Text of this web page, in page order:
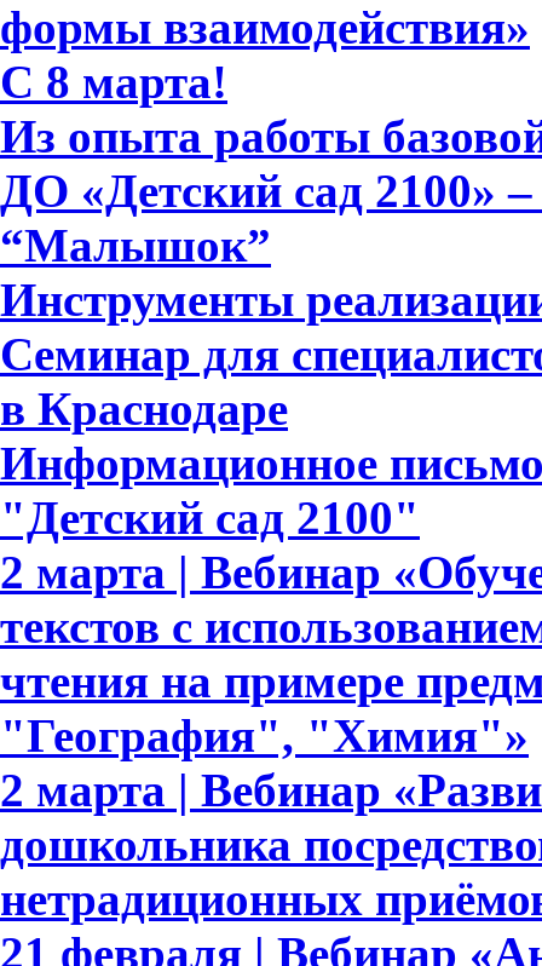
формы взаимодействия»
C 8 марта!
Из опыта работы
ДО «Детский сад 2100»
“Малышок”
Инструменты
Семинар для
в Краснодаре
Информационное
"Детский сад 2100"
2 марта | Вебинар
текстов с
чтения на примере
"География", "Химия"»
2 марта | Вебинар
дошкольника
нетрадиционных
21 февраля | Вебинар